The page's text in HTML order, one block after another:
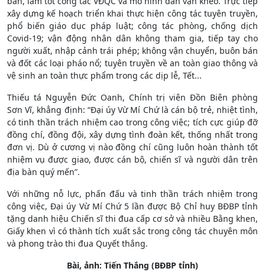
xây dựng kế hoạch triển khai thực hiện công tác tuyên truyền,
phổ biến giáo dục pháp luật; công tác phòng, chống dịch
Covid-19; vận động nhân dân không tham gia, tiếp tay cho
người xuất, nhập cảnh trái phép; không vận chuyển, buôn bán
và đốt các loại pháo nổ; tuyên truyền về an toàn giao thông và
vệ sinh an toàn thực phẩm trong các dịp lễ, Tết...
Thiếu tá Nguyễn Đức Oanh, Chính trị viên Đồn Biên phòng
Sơn Vĩ, khẳng định: “Đại úy Vừ Mí Chứ là cán bộ trẻ, nhiệt tình,
có tinh thần trách nhiệm cao trong công việc; tích cực giúp đỡ
đồng chí, đồng đội, xây dựng tình đoàn kết, thống nhất trong
đơn vị. Dù ở cương vị nào đồng chí cũng luôn hoàn thành tốt
nhiệm vụ được giao, được cán bộ, chiến sĩ và người dân trên
địa bàn quý mến”.
Với những nỗ lực, phấn đấu và tinh thần trách nhiệm trong
công việc, Đại úy Vừ Mí Chứ 5 lần được Bộ Chỉ huy BĐBP tỉnh
tặng danh hiệu Chiến sĩ thi đua cấp cơ sở và nhiều Bằng khen,
Giấy khen vì có thành tích xuất sắc trong công tác chuyên môn
và phong trào thi đua Quyết thắng.
Bài, ảnh: Tiến Thắng (BĐBP tỉnh)